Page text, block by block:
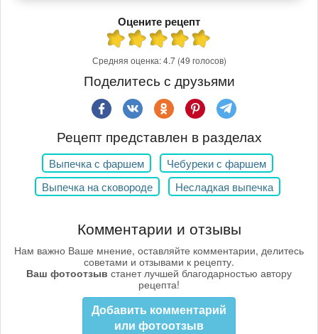
Оцените рецепт
Средняя оценка:4.7 (49 голосов)
Поделитесь с друзьями
Рецепт представлен в разделах
Выпечка с фаршем
Чебуреки с фаршем
Выпечка на сковороде
Несладкая выпечка
Комментарии и отзывы
Нам важно Ваше мнение, оставляйте комментарии, делитесь
советами и отзывами к рецепту.
Ваш фотоотзыв станет лучшей благодарностью автору
рецепта!
Добавить комментарий
или фотоотзыв